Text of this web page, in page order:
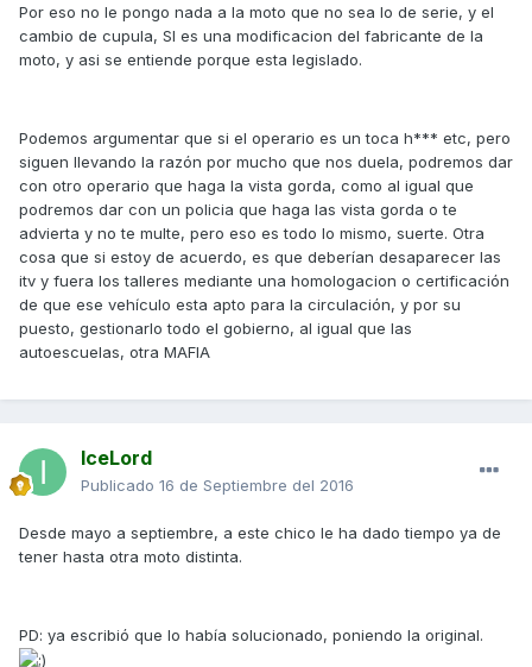
Por eso no le pongo nada a la moto que no sea lo de serie, y el
cambio de cupula, SI es una modificacion del fabricante de la
moto, y asi se entiende porque esta legislado.
Podemos argumentar que si el operario es un toca h*** etc, pero
siguen llevando la razón por mucho que nos duela, podremos dar
con otro operario que haga la vista gorda, como al igual que
podremos dar con un policia que haga las vista gorda o te
advierta y no te multe, pero eso es todo lo mismo, suerte. Otra
cosa que si estoy de acuerdo, es que deberían desaparecer las
itv y fuera los talleres mediante una homologacion o certificación
de que ese vehículo esta apto para la circulación, y por su
puesto, gestionarlo todo el gobierno, al igual que las
autoescuelas, otra MAFIA
IceLord
Publicado 16 de Septiembre del 2016
Desde mayo a septiembre, a este chico le ha dado tiempo ya de
tener hasta otra moto distinta.
PD: ya escribió que lo había solucionado, poniendo la original.